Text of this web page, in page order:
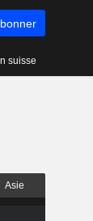
suisse
Asie